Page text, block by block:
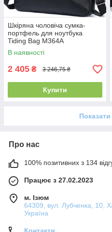
Шкіряна чоловіча сумка-
портфель для ноутбука
Tiding Bag M364A
В наявності
2 405 ₴ 3 246,75 ₴
Купити
Про нас
100% позитивних з 134
Працює з 27.02.2023
м. Ізюм
64309, вул. Лубченка, 10,
Україна